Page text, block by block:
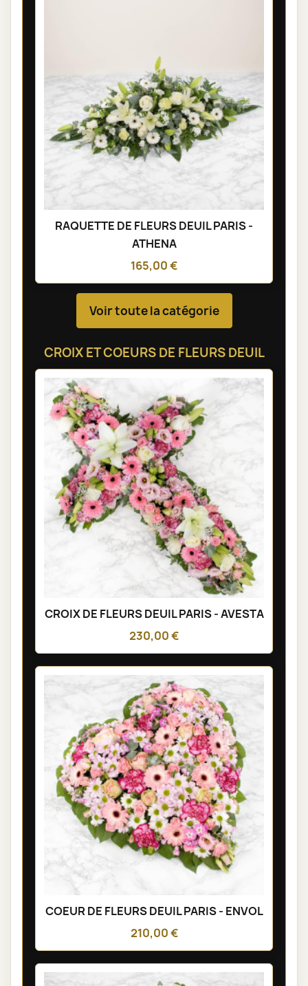
RAQUETTE DE FLEURS DEUIL PARIS -
ATHENA
165,00 €
Voir toute la catégorie
CROIX ET COEURS DE FLEURS DEUIL
CROIX DE FLEURS DEUIL PARIS - AVESTA
230,00 €
COEUR DE FLEURS DEUIL PARIS - ENVOL
210,00 €